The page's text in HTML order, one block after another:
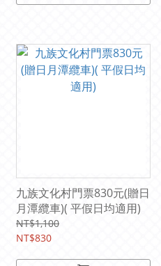
九族文化村門票830元(贈日
月潭纜車)( 平假日均適用)
NT$1,100
NT$830